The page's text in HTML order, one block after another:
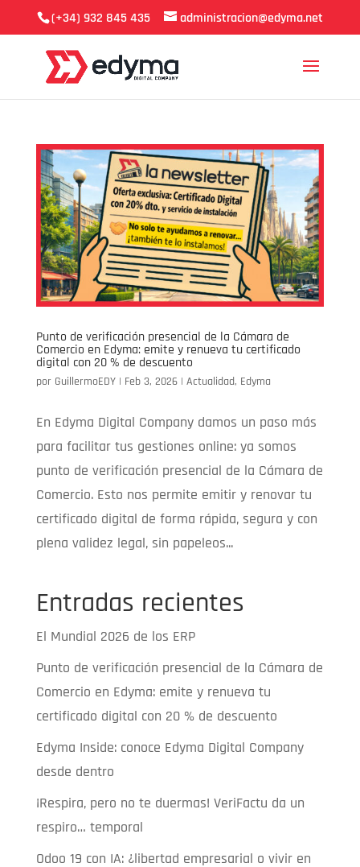
(+34) 932 845 435 administracion@edyma.net
Punto de verificación presencial de la Cámara de
Comercio en Edyma: emite y renueva tu certificado
digital con 20 % de descuento
por GuillermoEDY| Feb 3, 2026| Actualidad, Edyma
En Edyma Digital Company damos un paso más
para facilitar tus gestiones online: ya somos
punto de verificación presencial de la Cámara de
Comercio. Esto nos permite emitir y renovar tu
certificado digital de forma rápida, segura y con
plena validez legal, sin papeleos...
Entradas recientes
El Mundial 2026 de los ERP
Punto de verificación presencial de la Cámara de
Comercio en Edyma: emite y renueva tu
certificado digital con 20 % de descuento
Edyma Inside: conoce Edyma Digital Company
desde dentro
¡Respira, pero no te duermas! VeriFactu da un
respiro… temporal
Odoo 19 con IA: ¿libertad empresarial o vivir en